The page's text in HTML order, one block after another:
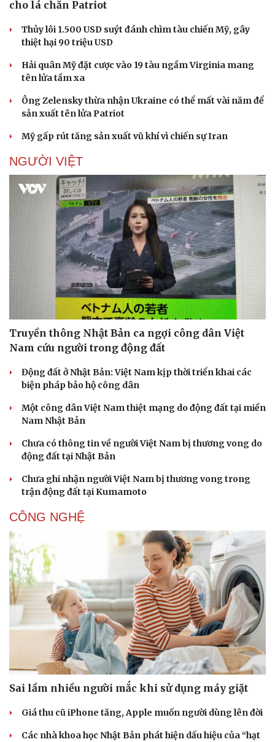
Sức khỏe
Cây thuốc
Đời sống
Blog
cho lá chắn Patriot
Thủy lôi 1.500 USD suýt đánh chìm tàu chiến Mỹ, gây
thiệt hại 90 triệu USD
Hải quân Mỹ đặt cược vào 19 tàu ngầm Virginia mang
tên lửa tầm xa
Ông Zelensky thừa nhận Ukraine có thể mất vài năm để
sản xuất tên lửa Patriot
Mỹ gấp rút tăng sản xuất vũ khí vì chiến sự Iran
NGƯỜI VIỆT
Truyền thông Nhật Bản ca ngợi công dân Việt
Nam cứu người trong động đất
Động đất ở Nhật Bản: Việt Nam kịp thời triển khai các
biện pháp bảo hộ công dân
Một công dân Việt Nam thiệt mạng do động đất tại miền
Nam Nhật Bản
Chưa có thông tin về người Việt Nam bị thương vong do
động đất tại Nhật Bản
Chưa ghi nhận người Việt Nam bị thương vong trong
trận động đất tại Kumamoto
CÔNG NGHỆ
Sai lầm nhiều người mắc khi sử dụng máy giặt
Giá thu cũ iPhone tăng, Apple muốn người dùng lên đời
Các nhà khoa học Nhật Bản phát hiện dấu hiệu của “hạt